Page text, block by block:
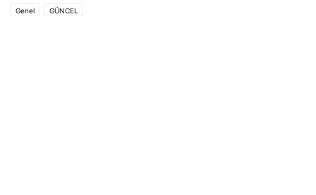
Genel GÜNCEL